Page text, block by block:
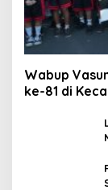
Wabup
ke-81 di